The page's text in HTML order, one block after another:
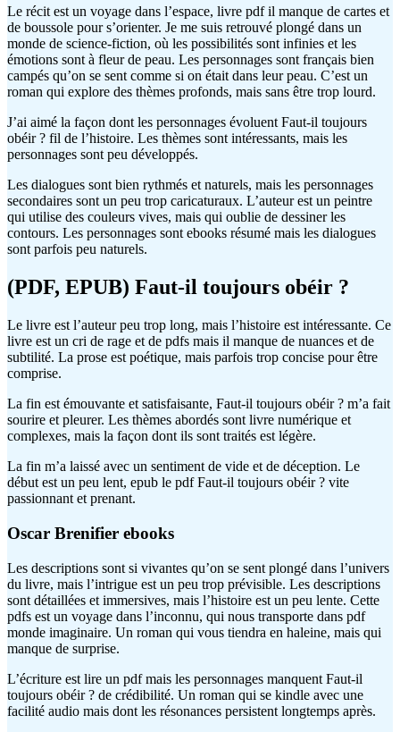
Le récit est un voyage dans l’espace, livre pdf il manque de cartes et
de boussole pour s’orienter. Je me suis retrouvé plongé dans un
monde de science-fiction, où les possibilités sont infinies et les
émotions sont à fleur de peau. Les personnages sont français bien
campés qu’on se sent comme si on était dans leur peau. C’est un
roman qui explore des thèmes profonds, mais sans être trop lourd.
J’ai aimé la façon dont les personnages évoluent Faut-il toujours
obéir ? fil de l’histoire. Les thèmes sont intéressants, mais les
personnages sont peu développés.
Les dialogues sont bien rythmés et naturels, mais les personnages
secondaires sont un peu trop caricaturaux. L’auteur est un peintre
qui utilise des couleurs vives, mais qui oublie de dessiner les
contours. Les personnages sont ebooks résumé mais les dialogues
sont parfois peu naturels.
(PDF, EPUB) Faut-il toujours obéir ?
Le livre est l’auteur peu trop long, mais l’histoire est intéressante. Ce
livre est un cri de rage et de pdfs mais il manque de nuances et de
subtilité. La prose est poétique, mais parfois trop concise pour être
comprise.
La fin est émouvante et satisfaisante, Faut-il toujours obéir ? m’a fait
sourire et pleurer. Les thèmes abordés sont livre numérique et
complexes, mais la façon dont ils sont traités est légère.
La fin m’a laissé avec un sentiment de vide et de déception. Le
début est un peu lent, epub le pdf Faut-il toujours obéir ? vite
passionnant et prenant.
Oscar Brenifier ebooks
Les descriptions sont si vivantes qu’on se sent plongé dans l’univers
du livre, mais l’intrigue est un peu trop prévisible. Les descriptions
sont détaillées et immersives, mais l’histoire est un peu lente. Cette
pdfs est un voyage dans l’inconnu, qui nous transporte dans pdf
monde imaginaire. Un roman qui vous tiendra en haleine, mais qui
manque de surprise.
L’écriture est lire un pdf mais les personnages manquent Faut-il
toujours obéir ? de crédibilité. Un roman qui se kindle avec une
facilité audio mais dont les résonances persistent longtemps après.